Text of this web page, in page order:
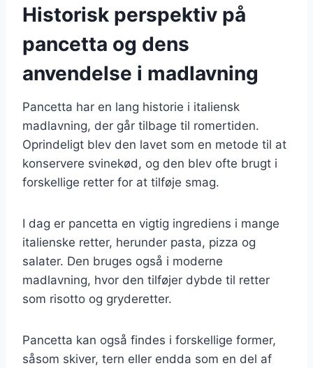
Historisk perspektiv på
pancetta og dens
anvendelse i madlavning
Pancetta har en lang historie i italiensk
madlavning, der går tilbage til romertiden.
Oprindeligt blev den lavet som en metode til at
konservere svinekød, og den blev ofte brugt i
forskellige retter for at tilføje smag.
I dag er pancetta en vigtig ingrediens i mange
italienske retter, herunder pasta, pizza og
salater. Den bruges også i moderne
madlavning, hvor den tilføjer dybde til retter
som risotto og gryderetter.
Pancetta kan også findes i forskellige former,
såsom skiver, tern eller endda som en del af